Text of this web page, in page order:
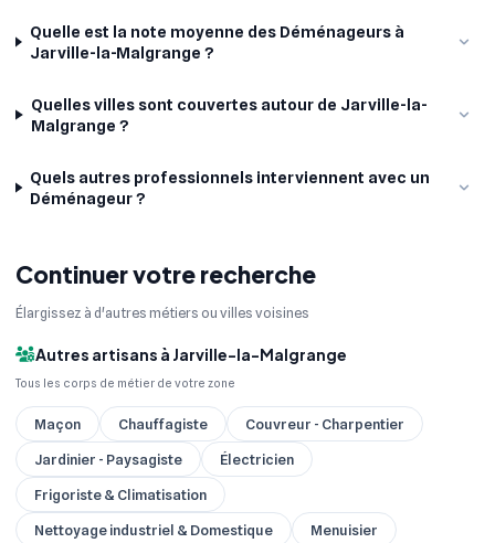
Quelle est la note moyenne des Déménageurs à
Jarville-la-Malgrange ?
Quelles villes sont couvertes autour de Jarville-la-
Malgrange ?
Quels autres professionnels interviennent avec un
Déménageur ?
Continuer votre recherche
Élargissez à d'autres métiers ou villes voisines
Autres artisans à Jarville-la-Malgrange
Tous les corps de métier de votre zone
Maçon Chauffagiste
Couvreur - Charpentier
Jardinier - Paysagiste
Électricien
Frigoriste & Climatisation
Nettoyage industriel & Domestique
Menuisier